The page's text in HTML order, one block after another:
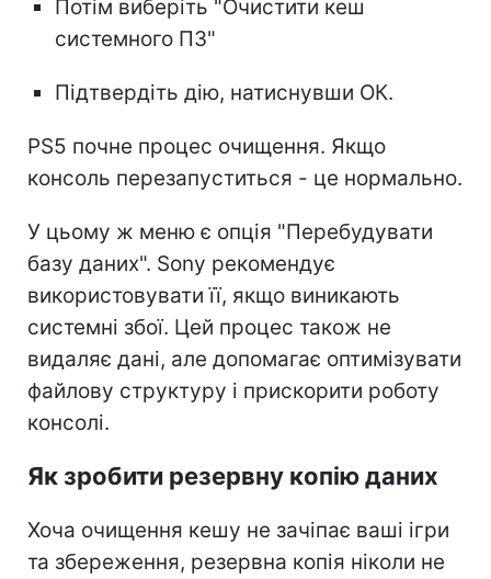
Потім виберіть "Очистити кеш
системного ПЗ"
Підтвердіть дію, натиснувши ОК.
PS5 почне процес очищення. Якщо
консоль перезапуститься - це нормально.
У цьому ж меню є опція "Перебудувати
базу даних". Sony рекомендує
використовувати її, якщо виникають
системні збої. Цей процес також не
видаляє дані, але допомагає оптимізувати
файлову структуру і прискорити роботу
консолі.
Як зробити резервну копію даних
Хоча очищення кешу не зачіпає ваші ігри
та збереження, резервна копія ніколи не